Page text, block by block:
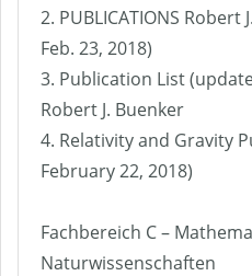
2. PUBLICATIONS
Feb. 23, 2018)
3. Publication List
Robert J. Buenker
4. Relativity and Gravity
February 22, 2018)
Fachbereich C –
Naturwissenschaften